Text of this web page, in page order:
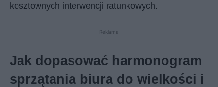
kosztownych interwencji ratunkowych.
Reklama
Jak dopasować harmonogram
sprzątania biura do wielkości i